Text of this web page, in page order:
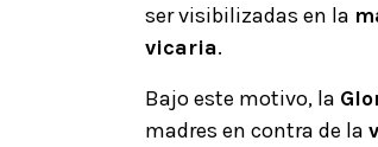
ser visibilizadas en la
vicaria.
Bajo este motivo, la
madres en contra de la